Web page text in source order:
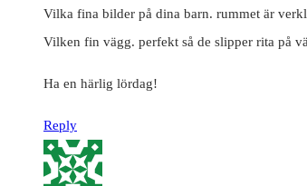
Vilka fina bilder på dina barn. rummet är
Vilken fin vägg. perfekt så de slipper rita på
Ha en härlig lördag!
Reply